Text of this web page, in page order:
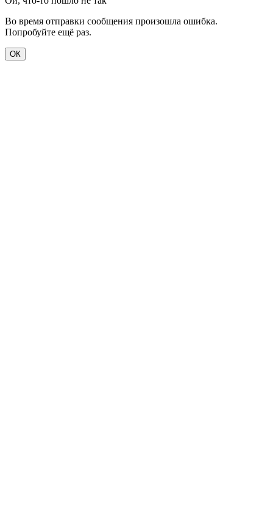
Во время отправки сообщения произошла ошибка.
Попробуйте ещё раз.
ОК